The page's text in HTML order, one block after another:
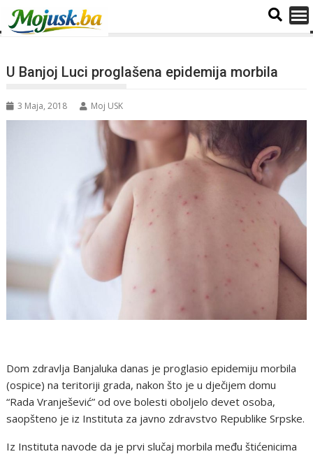
U Banjoj Luci proglašena epidemija morbila
3 Maja, 2018 Moj USK
Dom zdravlja Banjaluka danas je proglasio epidemiju morbila
(ospice) na teritoriji grada, nakon što je u dječijem domu
“Rada Vranješević” od ove bolesti oboljelo devet osoba,
saopšteno je iz Instituta za javno zdravstvo Republike Srpske.
Iz Instituta navode da je prvi slučaj morbila među štićenicima